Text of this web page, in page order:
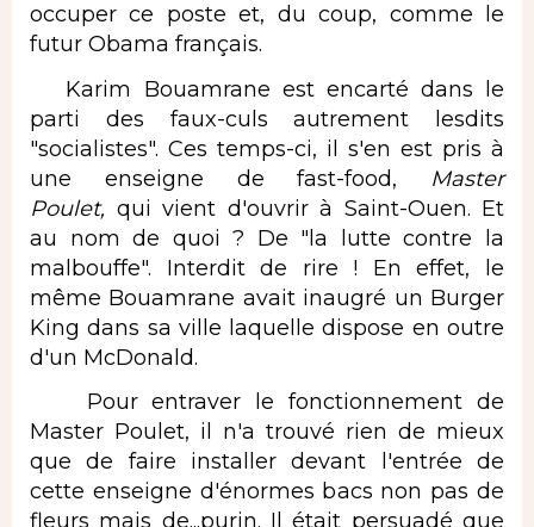
occuper ce poste et, du coup, comme le
futur Obama français.
Karim Bouamrane est encarté dans le
parti des faux-culs autrement lesdits
"socialistes". Ces temps-ci, il s'en est pris à
une enseigne de fast-food, Master
Poulet, qui vient d'ouvrir à Saint-Ouen. Et
au nom de quoi ? De "la lutte contre la
malbouffe". Interdit de rire ! En effet, le
même Bouamrane avait inaugré un Burger
King dans sa ville laquelle dispose en outre
d'un McDonald.
Pour entraver le fonctionnement de
Master Poulet, il n'a trouvé rien de mieux
que de faire installer devant l'entrée de
cette enseigne d'énormes bacs non pas de
fleurs mais de...purin. Il était persuadé que